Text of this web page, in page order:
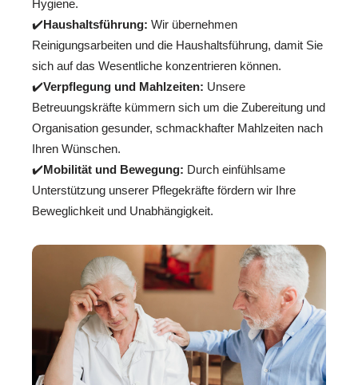
Hygiene.
✔️Haushaltsführung: Wir übernehmen
Reinigungsarbeiten und die Haushaltsführung, damit Sie
sich auf das Wesentliche konzentrieren können.
✔️Verpflegung und Mahlzeiten: Unsere
Betreuungskräfte kümmern sich um die Zubereitung und
Organisation gesunder, schmackhafter Mahlzeiten nach
Ihren Wünschen.
✔️Mobilität und Bewegung: Durch einfühlsame
Unterstützung unserer Pflegekräfte fördern wir Ihre
Beweglichkeit und Unabhängigkeit.